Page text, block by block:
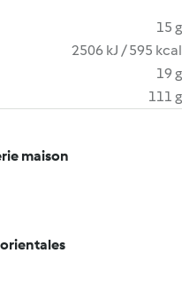
15 g
2506 kJ / 595 kcal
19 g
111 g
maison